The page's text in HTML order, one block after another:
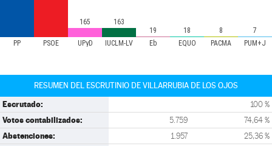
PP PSOE UPyD IUCLM-LV Eb EQUO PACMA PUM+J
165
163
19
18 8 7
RESUMEN DEL ESCRUTINIO DE VILLARRUBIA DE LOS OJOS
Escrutado: 100 %
Votos contabilizados: 5.759 74,64 %
Abstenciones: 1.957 25,36 %